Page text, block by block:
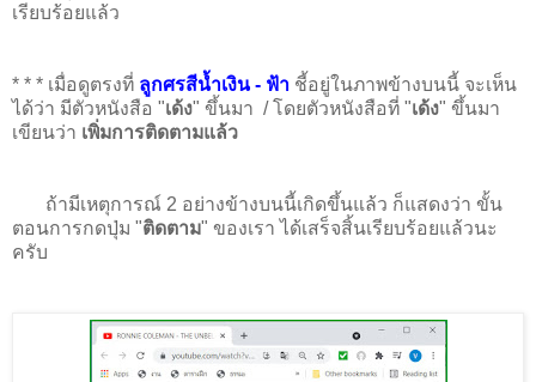
เรียบร้อยแล้ว
* * * เมื่อดูตรงที่ ลูกศรสีน้ำเงิน - ฟ้า ชี้อยู่ในภาพข้างบนนี้ จะเห็น
ได้ว่า มีตัวหนังสือ "เด้ง" ขึ้นมา / โดยตัวหนังสือที่ "เด้ง" ขึ้นมา
เขียนว่า เพิ่มการติดตามแล้ว
ถ้ามีเหตุการณ์ 2 อย่างข้างบนนี้เกิดขึ้นแล้ว ก็แสดงว่า ขั้น
ตอนการกดปุ่ม "ติดตาม" ของเรา ได้เสร็จสิ้นเรียบร้อยแล้วนะ
ครับ